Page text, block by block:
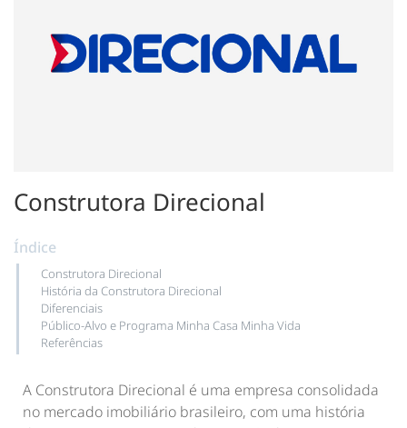
Construtora Direcional
Índice
Construtora Direcional
História da Construtora Direcional
Diferenciais
Público-Alvo e Programa Minha Casa Minha Vida
Referências
A Construtora Direcional é uma empresa consolidada
no mercado imobiliário brasileiro, com uma história